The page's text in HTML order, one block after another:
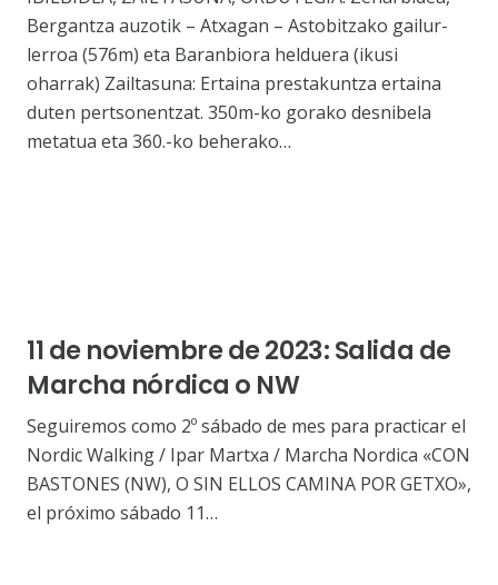
Bergantza auzotik – Atxagan – Astobitzako gailur-
lerroa (576m) eta Baranbiora helduera (ikusi
oharrak) Zailtasuna: Ertaina prestakuntza ertaina
duten pertsonentzat. 350m-ko gorako desnibela
metatua eta 360.-ko beherako…
11 de noviembre de 2023: Salida de
Marcha nórdica o NW
Seguiremos como 2º sábado de mes para practicar el
Nordic Walking / Ipar Martxa / Marcha Nordica «CON
BASTONES (NW), O SIN ELLOS CAMINA POR GETXO»,
el próximo sábado 11…